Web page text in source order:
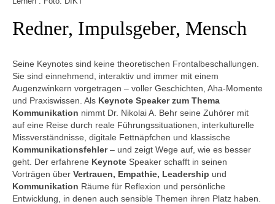
Redner, Impulsgeber, Mensch
Seine Keynotes sind keine theoretischen Frontalbeschallungen.
Sie sind einnehmend, interaktiv und immer mit einem
Augenzwinkern vorgetragen – voller Geschichten, Aha-Momente
und Praxiswissen. Als Keynote Speaker zum Thema
Kommunikation nimmt Dr. Nikolai A. Behr seine Zuhörer mit
auf eine Reise durch reale Führungssituationen, interkulturelle
Missverständnisse, digitale Fettnäpfchen und klassische
Kommunikationsfehler– und zeigt Wege auf, wie es besser
geht. Der erfahrene Keynote Speaker schafft in seinen
Vorträgen über Vertrauen, Empathie, Leadership und
Kommunikation Räume für Reflexion und persönliche
Entwicklung, in denen auch sensible Themen ihren Platz haben.